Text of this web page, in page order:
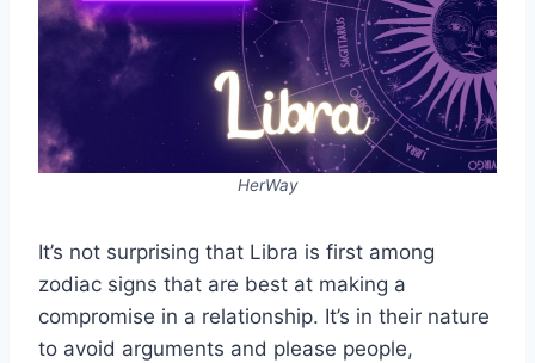
HerWay
It’s not surprising that Libra is first among
zodiac signs that are best at making a
compromise in a relationship. It’s in their nature
to avoid arguments and please people,